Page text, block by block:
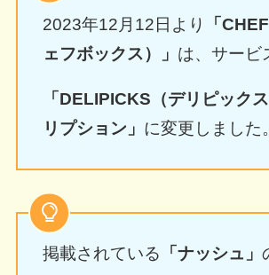
2023年12月12日より
「
ェフボックス）」 は、サービ
「DELIPICKS（デリピック
リプション」 に変更しました。
掲載されている 「ナッシュ」